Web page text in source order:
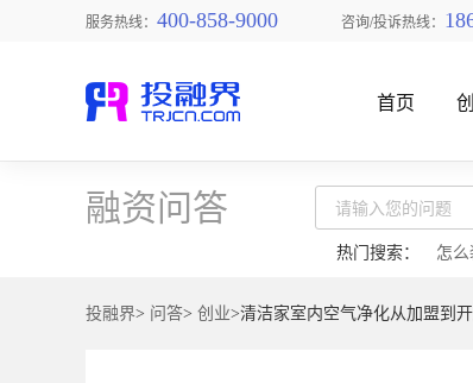
服务热线： 400-858-9000 咨询/投诉热线：
首页
找创业项目
融资问答
热门搜索： 怎
投融界> 问答> 创业>清洁家室内空气净化从加盟到